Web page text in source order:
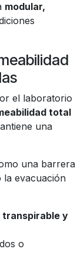
modular,
el laboratorio
total
una
una barrera
la evacuación
transpirable y
o